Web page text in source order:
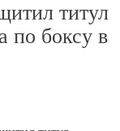
титул
по боксу в